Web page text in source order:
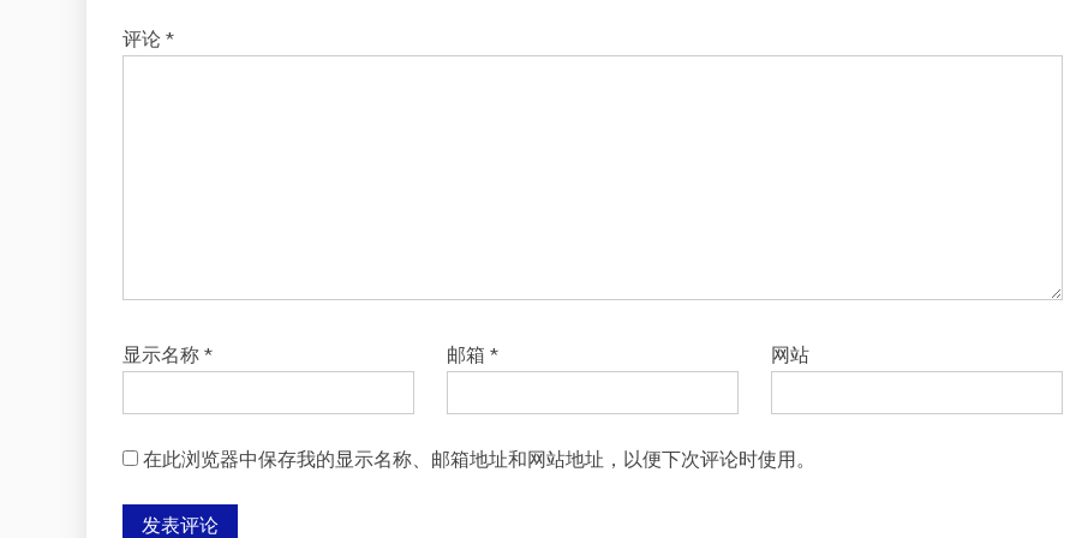
评论 *
显示名称 * 邮箱* 网站
在此浏览器中保存我的显示名称、邮箱地址和网站地址，以便下次评论时使用。